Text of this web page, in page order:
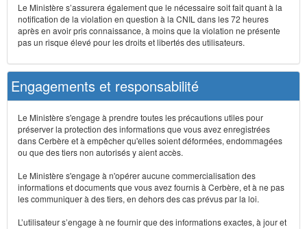
Le Ministère s’assurera également que le nécessaire soit fait quant à la
notification de la violation en question à la CNIL dans les 72 heures
après en avoir pris connaissance, à moins que la violation ne présente
pas un risque élevé pour les droits et libertés des utilisateurs.
Engagements et responsabilité
Le Ministère s'engage à prendre toutes les précautions utiles pour
préserver la protection des informations que vous avez enregistrées
dans Cerbère et à empêcher qu'elles soient déformées, endommagées
ou que des tiers non autorisés y aient accès.
Le Ministère s'engage à n'opérer aucune commercialisation des
informations et documents que vous avez fournis à Cerbère, et à ne pas
les communiquer à des tiers, en dehors des cas prévus par la loi.
L’utilisateur s’engage à ne fournir que des informations exactes, à jour et